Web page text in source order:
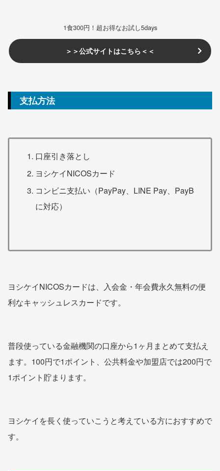
1食300円！超お得なお試し5days
＞＞公式サイトはこちら＜＜
支払方法
口座引き落とし
ヨシケイNICOSカード
コンビニ支払い（PayPay、LINE Pay、PayB
に対応）
ヨシケイNICOSカードは、入会金・年会費永久無料の便
利なキャッシュレスカードです。
普段使っている金融機関の口座から1ヶ月まとめて支払え
ます。100円で1ポイント、公共料金や加盟店では200円で
1ポイント貯まります。
ヨシケイを長く使っていこうと考えている方におすすめで
す。